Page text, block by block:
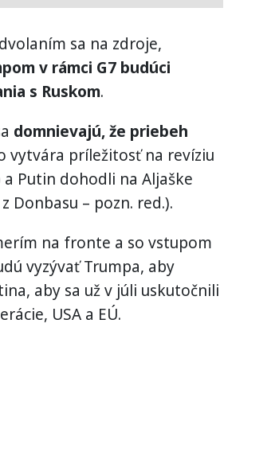
sa na zdroje,
v rámci G7 budúci
s Ruskom.
domnievajú, že priebeh
vytvára príležitosť na revíziu
Putin dohodli na Aljaške
Donbasu – pozn. red.).
na fronte a so vstupom
vyzývať Trumpa, aby
aby sa už v júli uskutočnili
USA a EÚ.